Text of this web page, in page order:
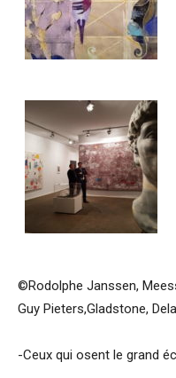
©Rodolphe Janssen,
Guy Pieters,Gladstone,
-Ceux qui osent le grand